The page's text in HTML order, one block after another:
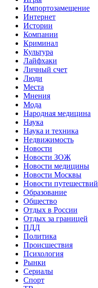
Импортозамещение
Интернет
Истории
Компании
Криминал
Культура
Лайфхаки
Личный счет
Люди
Места
Мнения
Мода
Народная медицина
Наука
Наука и техника
Недвижимость
Новости
Новости ЗОЖ
Новости медицины
Новости Москвы
Новости путешествий
Образование
Общество
Отдых в России
Отдых за границей
ПДД
Политика
Происшествия
Психология
Рынки
Сериалы
Спорт